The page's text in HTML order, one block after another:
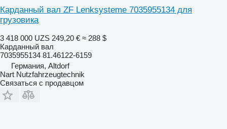
Карданный вал ZF Lenksysteme 7035955134 для
грузовика
3 418 000 UZS 249,20 € ≈ 288 $
Карданный вал
7035955134 81.46122-6159
Германия, Altdorf
Nart Nutzfahrzeugtechnik
Связаться с продавцом